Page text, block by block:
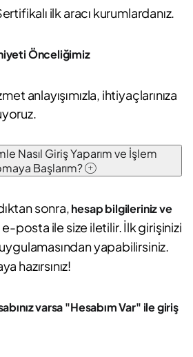
ilk aracı kurumlardanız.
Önceliğimiz
anlayışımızla, ihtiyaçlarınıza
Nasıl Giriş Yaparım ve İşlem
Başlarım?
sonra,hesap bilgileriniz ve
posta ile size iletilir. İlk girişinizi
uygulamasından yapabilirsiniz.
hazırsınız!
varsa "Hesabım Var" ile giriş